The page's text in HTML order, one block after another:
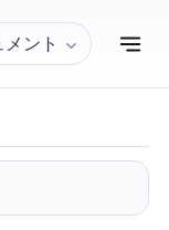
ント ナ